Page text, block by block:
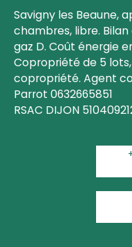
Savigny les Beaune,
chambres, libre.
gaz D. Coût énergie
Copropriété de 5
copropriété. Agent
Parrot 0632665851
RSAC DIJON